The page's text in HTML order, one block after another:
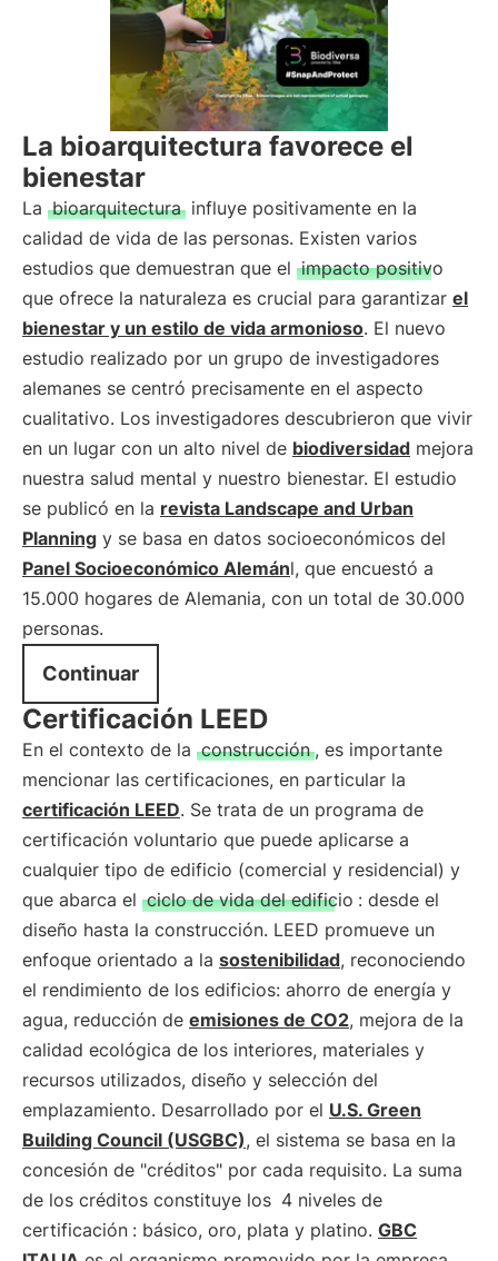
La bioarquitectura favorece el
bienestar
La bioarquitectura influye positivamente en la
calidad de vida de las personas. Existen varios
estudios que demuestran que el impacto positivo
que ofrece la naturaleza es crucial para garantizar el
bienestar y un estilo de vida armonioso. El nuevo
estudio realizado por un grupo de investigadores
alemanes se centró precisamente en el aspecto
cualitativo. Los investigadores descubrieron que vivir
en un lugar con un alto nivel de biodiversidad mejora
nuestra salud mental y nuestro bienestar. El estudio
se publicó en la revista Landscape and Urban
Planning y se basa en datos socioeconómicos del
Panel Socioeconómico Alemánl, que encuestó a
15.000 hogares de Alemania, con un total de 30.000
personas.
Continuar
Certificación LEED
En el contexto de la construcción , es importante
mencionar las certificaciones, en particular la
certificación LEED. Se trata de un programa de
certificación voluntario que puede aplicarse a
cualquier tipo de edificio (comercial y residencial) y
que abarca el ciclo de vida del edificio : desde el
diseño hasta la construcción. LEED promueve un
enfoque orientado a la sostenibilidad, reconociendo
el rendimiento de los edificios: ahorro de energía y
agua, reducción de emisiones de CO2, mejora de la
calidad ecológica de los interiores, materiales y
recursos utilizados, diseño y selección del
emplazamiento. Desarrollado por el U.S. Green
Building Council (USGBC), el sistema se basa en la
concesión de "créditos" por cada requisito. La suma
de los créditos constituye los 4 niveles de
certificación : básico, oro, plata y platino. GBC